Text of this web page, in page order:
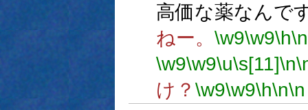
高価な薬なんで
ねー。 \w9\w9\h\n
\w9\w9\u\s[11]\n
け？ \w9\w9\h\n\n